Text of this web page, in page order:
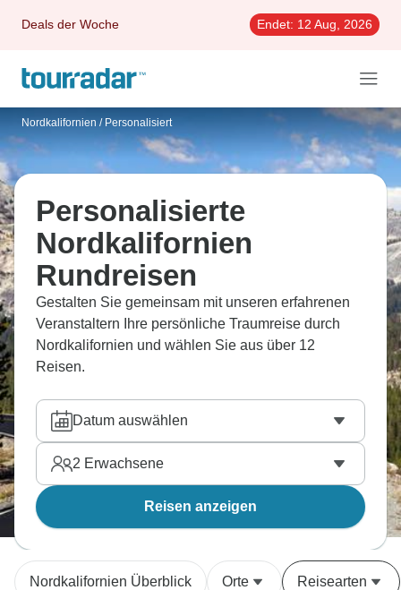
Deals der Woche Endet: 12 Aug, 2026
Nordkalifornien / Personalisiert
Personalisierte
Nordkalifornien
Rundreisen
Gestalten Sie gemeinsam mit unseren erfahrenen
Veranstaltern Ihre persönliche Traumreise durch
Nordkalifornien und wählen Sie aus über 12
Reisen.
Datum auswählen
2 Erwachsene
Reisen anzeigen
Nordkalifornien Überblick Orte Reisearten